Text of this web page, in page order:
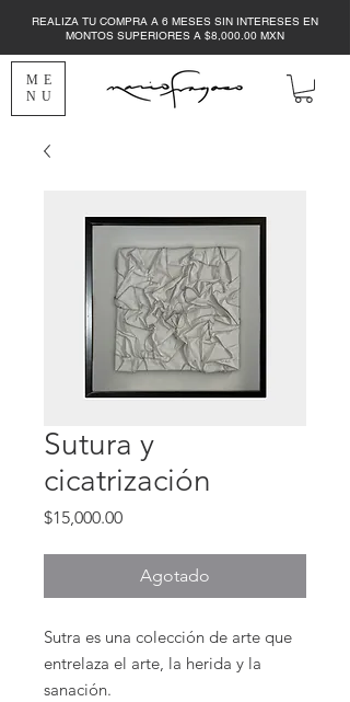
ME
NU
REALIZA TU COMPRA A 6 MESES SIN INTERESES EN
MONTOS SUPERIORES A $8,000.00 MXN
Sutura y
cicatrización
$15,000.00Precio
Agotado
Sutra es una colección de arte que
entrelaza el arte, la herida y la
sanación.